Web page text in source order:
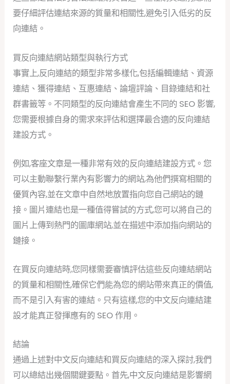
要仔細評估連結來源的質量和相關性,避免引入低劣的反
向連結。
買反向連結網站類型與執行方式
事實上,反向連結的類型非常多樣化,包括編輯連結、資源
連結、獲得連結、互惠連結、論壇評論、目錄連結和社
群書籤等。不同類型的反向連結會產生不同的 SEO 影響,
您需要根據自身的需求來評估和選擇最合適的反向連結
建設方式。
例如,客座文章是一種非常有效的反向連結建設方式。您
可以主動聯繫行業內有影響力的網站,為他們撰寫相關的
優質內容,並在文章中自然地放置指向您自己網站的鏈
接。圖片連結也是一種值得嘗試的方式,您可以將自己的
圖片上傳到熱門的圖庫網站,並在描述中添加指向網站的
鏈接。
在買反向連結時,您同樣需要審慎評估這些反向連結網站
的質量和相關性,確保它們能為您的網站帶來真正的價值,
而不是引入有害的連結。只有這樣,您的中文反向連結建
設才能真正發揮應有的 SEO 作用。
結論
通過上述對中文反向連結和買反向連結的深入探討,我們
可以總結出幾個關鍵要點。首先,中文反向連結是影響網